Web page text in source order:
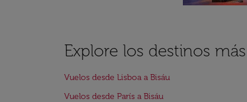
Explore los destinos
Vuelos desde Lisboa a Bisáu
Vuelos desde París a Bisáu